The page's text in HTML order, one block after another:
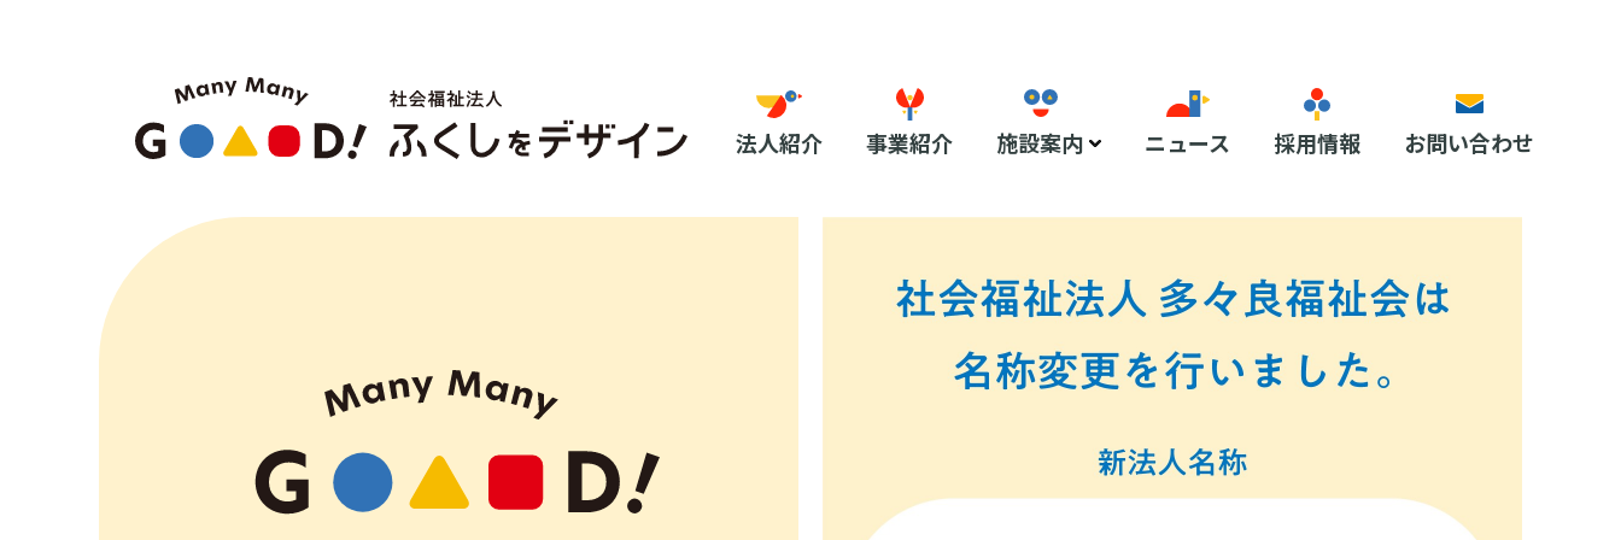
法人紹介 事業紹介 施設案内 ニュース 採用情報 お問い合わせ